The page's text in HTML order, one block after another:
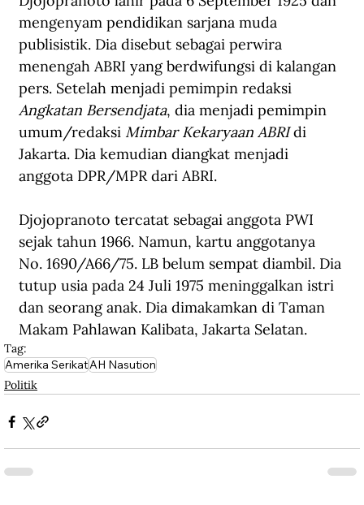
mengenyam pendidikan sarjana muda
publisistik. Dia disebut sebagai perwira
menengah ABRI yang berdwifungsi di kalangan
pers. Setelah menjadi pemimpin redaksi
Angkatan Bersendjata, dia menjadi pemimpin
umum/redaksi Mimbar Kekaryaan ABRI di
Jakarta. Dia kemudian diangkat menjadi
anggota DPR/MPR dari ABRI.
Djojopranoto tercatat sebagai anggota PWI
sejak tahun 1966. Namun, kartu anggotanya
No. 1690/A66/75. LB belum sempat diambil. Dia
tutup usia pada 24 Juli 1975 meninggalkan istri
dan seorang anak. Dia dimakamkan di Taman
Makam Pahlawan Kalibata, Jakarta Selatan.
Tag:
Amerika SerikatAH Nasution
Politik